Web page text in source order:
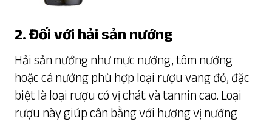
2. Đối với hải sản nướng
Hải sản nướng như mực nướng, tôm nướng
hoặc cá nướng phù hợp loại rượu vang đỏ, đặc
biệt là loại rượu có vị chát và tannin cao. Loại
rượu này giúp cân bằng với hương vị nướng